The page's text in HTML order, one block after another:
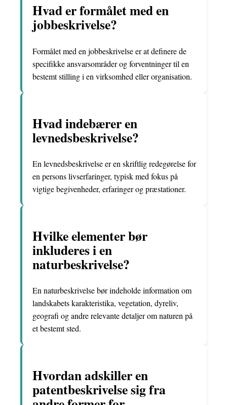
Hvad er formålet med en
jobbeskrivelse?
Formålet med en jobbeskrivelse er at definere de
specifikke ansvarsområder og forventninger til en
bestemt stilling i en virksomhed eller organisation.
Hvad indebærer en
levnedsbeskrivelse?
En levnedsbeskrivelse er en skriftlig redegørelse for
en persons livserfaringer, typisk med fokus på
vigtige begivenheder, erfaringer og præstationer.
Hvilke elementer bør
inkluderes i en
naturbeskrivelse?
En naturbeskrivelse bør indeholde information om
landskabets karakteristika, vegetation, dyreliv,
geografi og andre relevante detaljer om naturen på
et bestemt sted.
Hvordan adskiller en
patentbeskrivelse sig fra